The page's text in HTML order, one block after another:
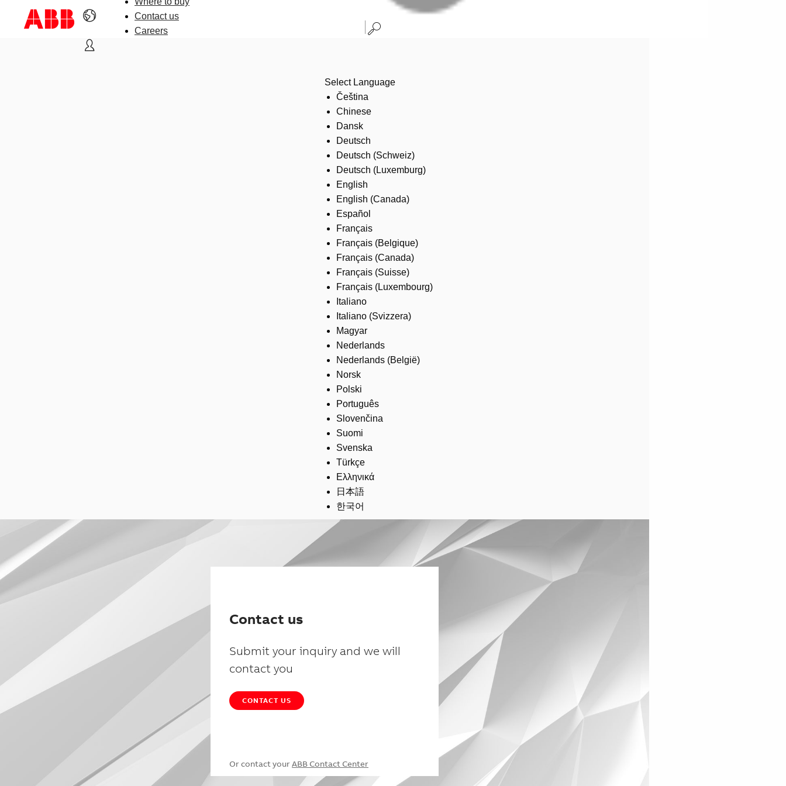
Contact us
Careers
Select Language
Čeština
Chinese
Dansk
Deutsch
Deutsch (Schweiz)
Deutsch (Luxemburg)
English
English (Canada)
Español
Français
Français (Belgique)
Français (Canada)
Français (Suisse)
Français (Luxembourg)
Italiano
Italiano (Svizzera)
Magyar
Nederlands
Nederlands (België)
Norsk
Polski
Português
Slovenčina
Suomi
Svenska
Türkçe
Ελληνικά
日本語
한국어
Contact us
Submit your inquiry and we will
contact you
CONTACT US
Or contact your ABB Contact Center